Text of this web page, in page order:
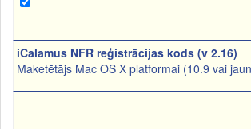
iCalamus NFR reģistrācijas kods (v 2.16)
Maketētājs Mac OS X platformai (10.9 vai